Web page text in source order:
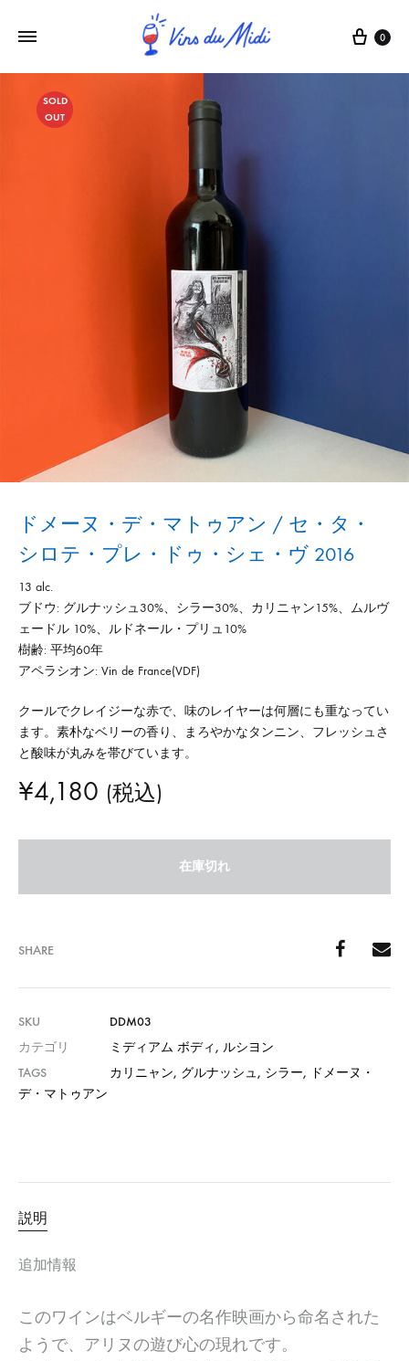
0
SOLD
OUT
ドメーヌ・デ・マトゥアン / セ・タ・
シロテ・プレ・ドゥ・シェ・ヴ 2016
13 alc.
ブドウ: グルナッシュ30%、シラー30%、カリニャン15%、ムルヴ
ェードル 10%、ルドネール・プリュ10%
樹齢: 平均60年
アペラシオン: Vin de France(VDF)
クールでクレイジーな赤で、味のレイヤーは何層にも重なってい
ます。素朴なベリーの香り、まろやかなタンニン、フレッシュさ
と酸味が丸みを帯びています。
¥4,180 (税込)
在庫切れ
SHARE
SKU
DDM03
カテゴリ
ミディアム ボディ , ルシヨン
TAGS
カリニャン, グルナッシュ, シラー, ドメーヌ・
デ・マトゥアン
説明
追加情報
このワインはベルギーの名作映画から命名された
ようで、アリヌの遊び心の現れです。